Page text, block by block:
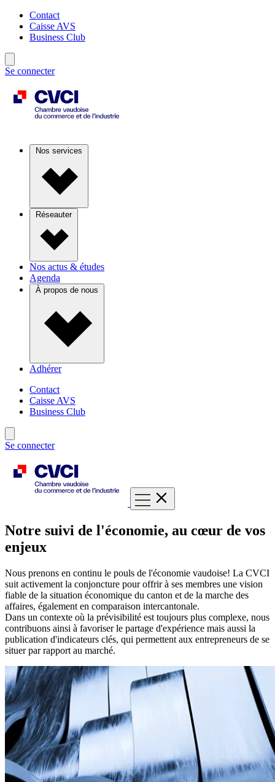
Contact
Caisse AVS
Business Club
Se connecter
Nos services
Réseauter
Nos actus & études
Agenda
À propos de nous
Adhérer
Contact
Caisse AVS
Business Club
Se connecter
Notre suivi de l'économie, au cœur de vos
enjeux
Nous prenons en continu le pouls de l'économie vaudoise! La CVCI
suit activement la conjoncture pour offrir à ses membres une vision
fiable de la situation économique du canton et de la marche des
affaires, également en comparaison intercantonale.
Dans un contexte où la prévisibilité est toujours plus complexe, nous
contribuons ainsi à favoriser le partage d'expérience mais aussi la
publication d'indicateurs clés, qui permettent aux entrepreneurs de se
situer par rapport au marché.